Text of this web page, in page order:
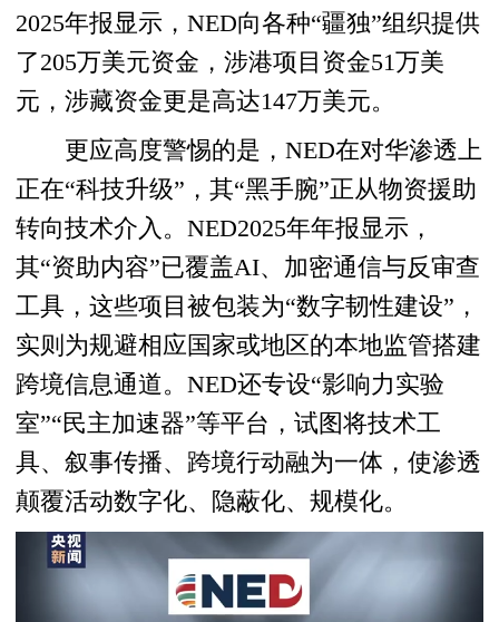
2025年报显示，NED向各种“疆独”组织提供
了205万美元资金，涉港项目资金51万美
元，涉藏资金更是高达147万美元。
更应高度警惕的是，NED在对华渗透上
正在“科技升级”，其“黑手腕”正从物资援助
转向技术介入。NED2025年年报显示，
其“资助内容”已覆盖AI、加密通信与反审查
工具，这些项目被包装为“数字韧性建设”，
实则为规避相应国家或地区的本地监管搭建
跨境信息通道。NED还专设“影响力实验
室”“民主加速器”等平台，试图将技术工
具、叙事传播、跨境行动融为一体，使渗透
颠覆活动数字化、隐蔽化、规模化。